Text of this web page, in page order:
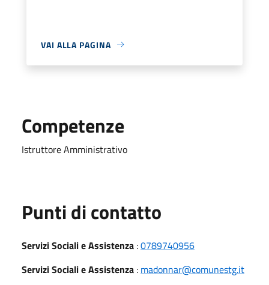
VAI ALLA PAGINA
Competenze
Istruttore Amministrativo
Punti di contatto
Servizi Sociali e Assistenza :0789740956
Servizi Sociali e Assistenza : madonnar@comunestg.it